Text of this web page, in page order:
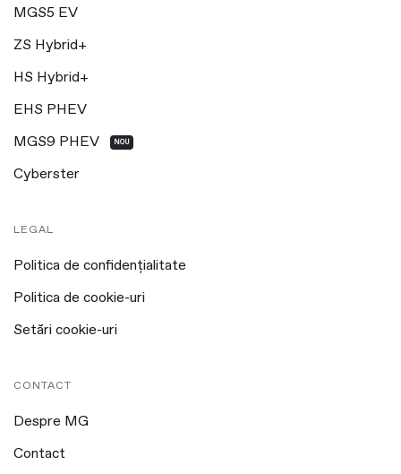
MGS5 EV
ZS Hybrid+
HS Hybrid+
EHS PHEV
MGS9 PHEV NOU
Cyberster
LEGAL
Politica de confidențialitate
Politica de cookie-uri
Setări cookie-uri
CONTACT
Despre MG
Contact